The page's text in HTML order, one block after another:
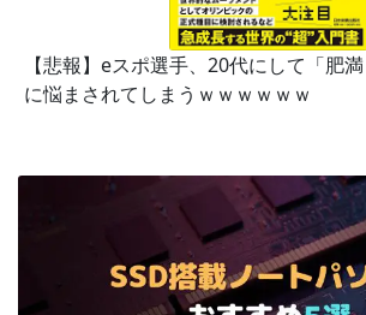
【悲報】eスポ選手、20代にして「肥
に悩まされてしまうｗｗｗｗｗｗ